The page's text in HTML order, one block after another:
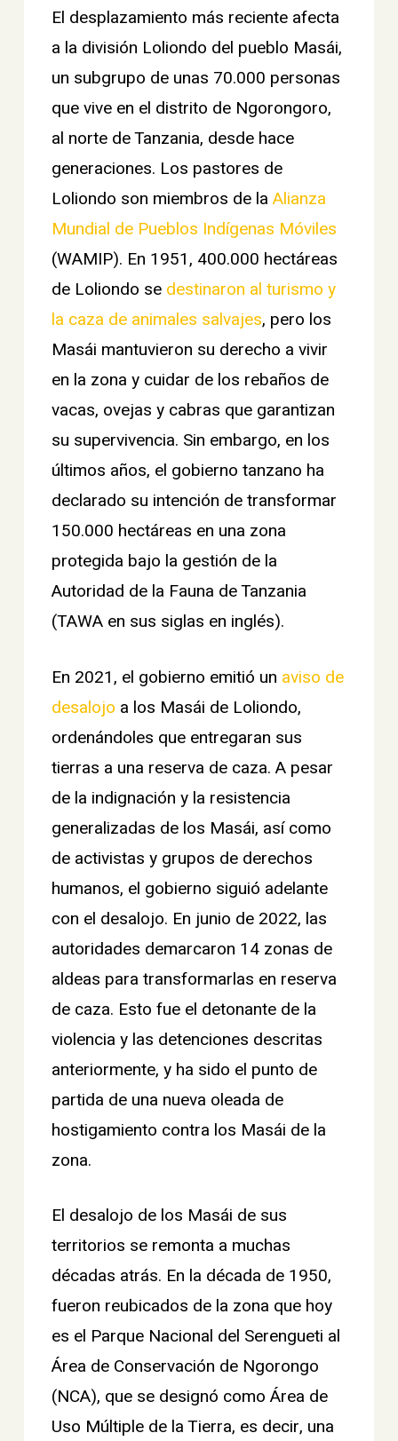
El desplazamiento más reciente afecta
a la división Loliondo del pueblo Masái,
un subgrupo de unas 70.000 personas
que vive en el distrito de Ngorongoro,
al norte de Tanzania, desde hace
generaciones. Los pastores de
Loliondo son miembros de laAlianza
Mundial de Pueblos Indígenas Móviles
(WAMIP). En 1951, 400.000 hectáreas
de Loliondo se destinaron al turismo y
la caza de animales salvajes, pero los
Masái mantuvieron su derecho a vivir
en la zona y cuidar de los rebaños de
vacas, ovejas y cabras que garantizan
su supervivencia. Sin embargo, en los
últimos años, el gobierno tanzano ha
declarado su intención de transformar
150.000 hectáreas en una zona
protegida bajo la gestión de la
Autoridad de la Fauna de Tanzania
(TAWA en sus siglas en inglés).
En 2021, el gobierno emitió un aviso de
desalojo a los Masái de Loliondo,
ordenándoles que entregaran sus
tierras a una reserva de caza. A pesar
de la indignación y la resistencia
generalizadas de los Masái, así como
de activistas y grupos de derechos
humanos, el gobierno siguió adelante
con el desalojo. En junio de 2022, las
autoridades demarcaron 14 zonas de
aldeas para transformarlas en reserva
de caza. Esto fue el detonante de la
violencia y las detenciones descritas
anteriormente, y ha sido el punto de
partida de una nueva oleada de
hostigamiento contra los Masái de la
zona.
El desalojo de los Masái de sus
territorios se remonta a muchas
décadas atrás. En la década de 1950,
fueron reubicados de la zona que hoy
es el Parque Nacional del Serengueti al
Área de Conservación de Ngorongo
(NCA), que se designó como Área de
Uso Múltiple de la Tierra, es decir, una